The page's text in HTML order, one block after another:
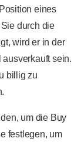
eines
durch die
wird er in der
sein.
billig zu
um die Buy
festlegen, um